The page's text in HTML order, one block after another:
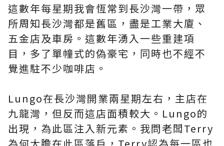
這數年每星期我會恆常到長沙灣一帶，眾
所周知長沙灣都是舊區，盡是工業大廈、
五金店及車房。這數年湧入一些重建項
目，多了單幢式的偽豪宅，同時也不經不
覺進駐不少咖啡店。
Lungo在長沙灣開業兩星期左右，主店在
九龍灣，但反而這店面積較大。Lungo的
出現，為此區注入新元素。我問老闆Terry
為何大膽在此區落戶，Terry認為每一區也